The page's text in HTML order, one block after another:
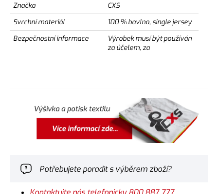
Značka
CXS
Svrchní materiál
100 % bavlna, single jersey
Bezpečnostní informace
Výrobek musí být používán
za účelem, za
Potřebujete poradit s výběrem zboží?